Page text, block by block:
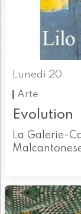
Lunedì 20
Arte
Evolution
La Galerie-